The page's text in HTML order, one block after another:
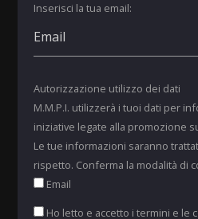
Inserisci la tua email:
Autorizzazione utilizzo dei dati
M.M.P.I. utilizzerà i tuoi dati per
iniziative legate alla promozione
Le tue informazioni saranno
rispetto. Conferma la modalità di
Email
Ho letto e accetto i termini e le